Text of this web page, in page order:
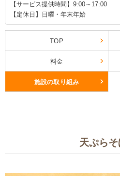
【サービス提供時間】9:00～17:00
【定休日】日曜・年末年始
TOP
料金
施設の取り組み
天ぷらそ